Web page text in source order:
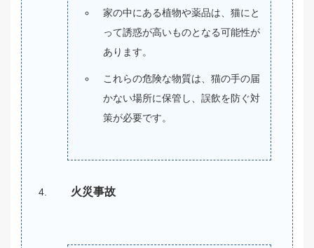
家の中にある植物や薬品は、猫にと
って誘惑が高いものとなる可能性が
あります。
これらの危険な物質は、猫の手の届
かない場所に保管し、誤飲を防ぐ対
策が必要です。
火災事故